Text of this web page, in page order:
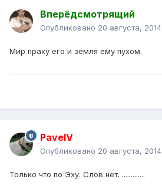
Вперёдсмотрящий
Опубликовано 20 августа, 2014
Мир праху его и земля ему пухом.
PavelV
Опубликовано 20 августа, 2014
Только что по Эху. Слов нет. .............